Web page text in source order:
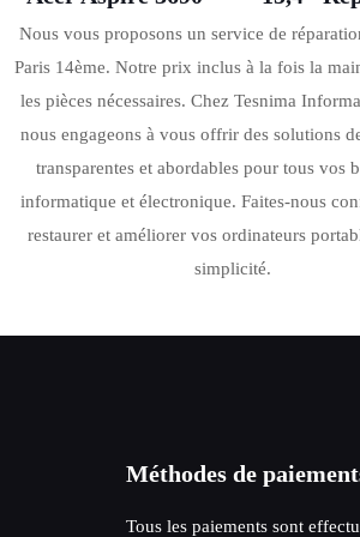
Nous vous proposons un service de
Paris 14ème. Notre prix inclus à la fois la
les pièces nécessaires. Chez Tesnima
nous engageons à vous offrir des solutions
transparentes et abordables pour tous vos
informatique et électronique. Faites-nous
restaurer et améliorer vos ordinateurs
simplicité.
Méthodes de
Tous les paiements sont